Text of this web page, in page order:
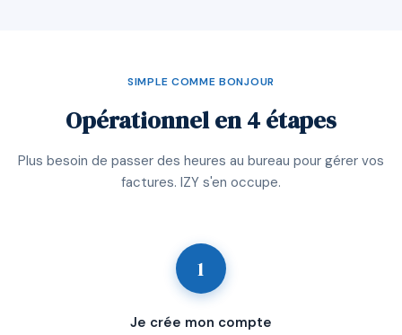
SIMPLE COMME BONJOUR
Opérationnel en 4 étapes
Plus besoin de passer des heures au bureau pour gérer vos
factures. IZY s'en occupe.
1
Je crée mon compte